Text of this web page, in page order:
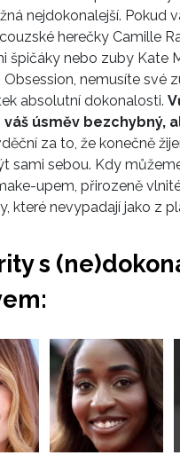
nejdokonalejší. Pokud
herečky Camille
špičáky nebo zuby Kate
Obsession, nemusíte své
absolutní dokonalosti.
úsměv bezchybný,
za to, že konečně
sami sebou. Kdy
upem, přirozeně
které nevypadají jako z
s